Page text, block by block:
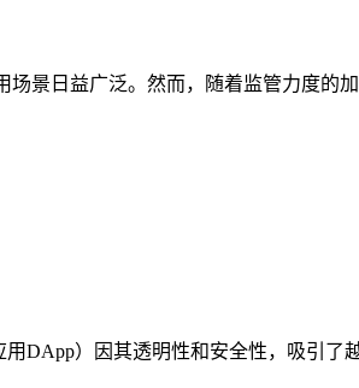
景日益广泛。然而，随着监管力度的
DApp）因其透明性和安全性，吸引